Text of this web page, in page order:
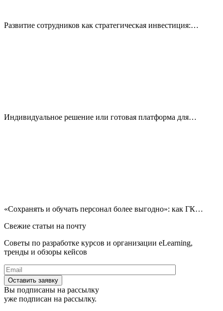
Развитие сотрудников как стратегическая инвестиция:…
Индивидуальное решение или готовая платформа для…
«Сохранять и обучать персонал более выгодно»: как ГК…
Свежие статьи на почту
Советы по разработке курсов и организации eLearning,
тренды и обзоры кейсов
Вы подписаны на рассылку
уже подписан на рассылку.